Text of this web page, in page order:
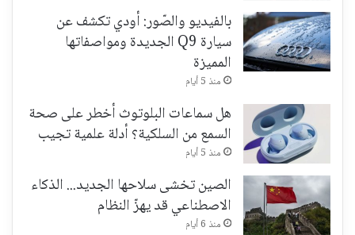
بالفيديو والصّور: أودي تكشف عن
سيارة Q9 الجديدة ومواصفاتها
المميزة
منذ 5 أيام
هل سماعات البلوتوث أخطر على صحة
السمع من السلكية؟ أدلة علمية تجيب
منذ 5 أيام
الصين تخشى سلاحها الجديد... الذكاء
الاصطناعي قد يهزّ النظام
منذ 6 أيام